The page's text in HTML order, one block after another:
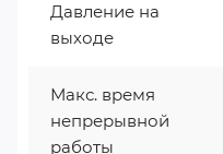
Давление на
выходе
Макс. время
непрерывной
работы